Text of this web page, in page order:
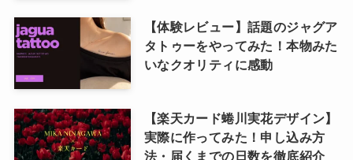
【体験レビュー】話題のジャグア
タトゥーをやってみた！本物みた
いなクオリティに感動
【楽天カード蜷川実花デザイン】
実際に作ってみた！申し込み方
法・届くまでの日数を徹底紹介